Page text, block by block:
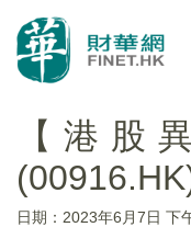
【港股
日期：2023年6月7日 下